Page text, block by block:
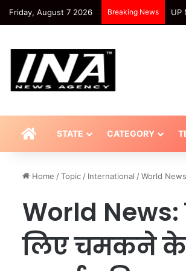
Friday, August 7 2026 Breaking News UP
HOMESTATE CATEGORY
Home /Topic / International /World
World
लिए चमकने के